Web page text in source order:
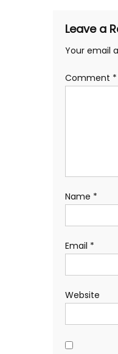
Leave a
Your email
Comment *
Name *
Email *
Website